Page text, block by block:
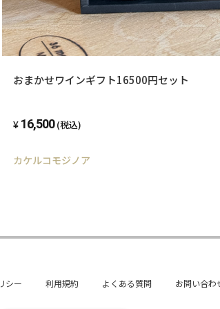
おまかせワインギフト16500円セット
16,500(税込)
カケルコモジノア
シー 利用規約 よくある質問 お問い合わ